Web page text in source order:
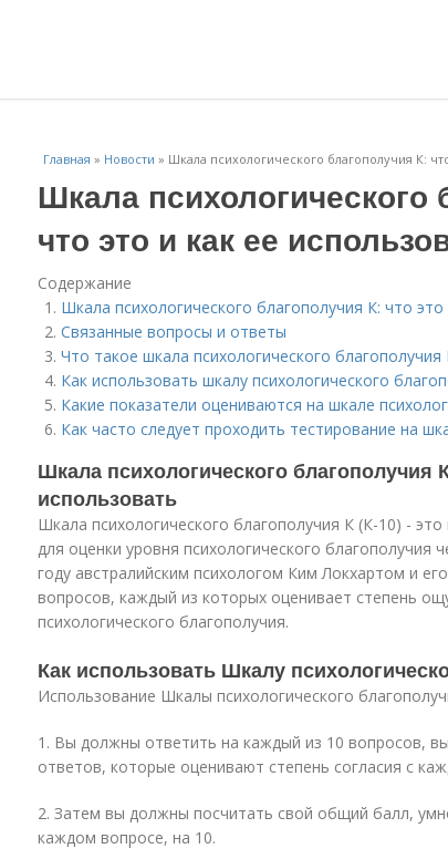
Главная » Новости » Шкала психологического благополучия К:
Шкала психологического
что это и как ее
Содержание
Шкала психологического благополучия К: что
Связанные вопросы и ответы
Что такое шкала психологического благополучия
Как использовать шкалу психологического
Какие показатели оцениваются на шкале
Как часто следует проходить тестирование на
Шкала психологического благополучия
использовать
Шкала психологического благополучия К (К-10) -
для оценки уровня психологического благополучия
году австралийским психологом Ким Локхартом и
вопросов, каждый из которых оценивает степень
психологического благополучия.
Как использовать Шкалу
Использование Шкалы психологического
1. Вы должны ответить на каждый из 10 вопросов,
ответов, которые оценивают степень согласия с
2. Затем вы должны посчитать свой общий балл,
каждом вопросе, на 10.